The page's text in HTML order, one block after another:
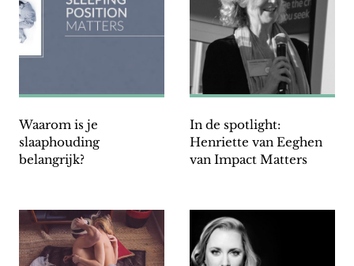
Waarom is je
slaaphouding
belangrijk?
In de spotlight:
Henriette van Eeghen
van Impact Matters